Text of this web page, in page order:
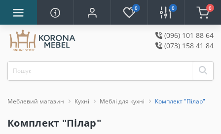
0 0 0
(096) 101 88 64
(073) 158 41 84
Меблевий магазин Кухні Меблі для кухні Комплект "Пілар"
Комплект "Пілар"